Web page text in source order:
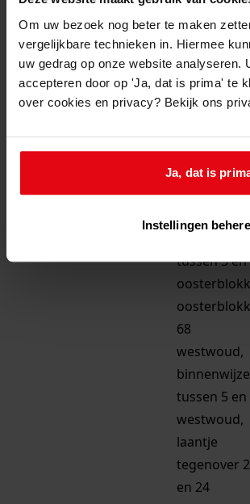
Om uw bezoek nog beter te maken
vergelijkbare technieken in. Hiermee
uw gedrag op onze website analyseren.
accepteren door op 'Ja, dat is prima' te
over cookies en privacy? Bekijk ons
Ja, dat is
Instellingen
drechterland
streekweg
tegenover
nieuweweg
tussen 5 en
68
westwoud,
tussen 5 en
westwoud,
laantje
tegenover
en 24